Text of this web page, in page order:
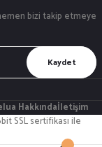
bizi takip etmeye
Kaydet
Hakkındaİletişim
SSL sertifikası ile